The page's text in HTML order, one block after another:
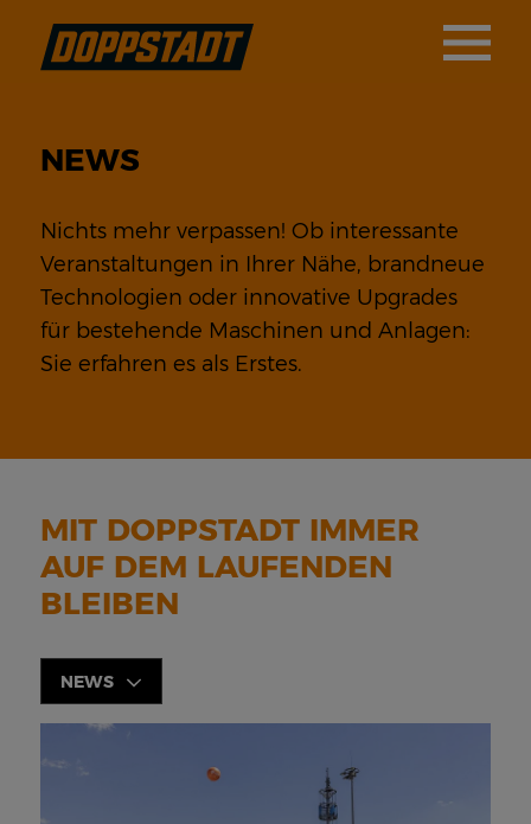
NEWS
Nichts mehr verpassen! Ob interessante
Veranstaltungen in Ihrer Nähe, brandneue
Technologien oder innovative Upgrades
für bestehende Maschinen und Anlagen:
Sie erfahren es als Erstes.
MIT DOPPSTADT IMMER
AUF DEM LAUFENDEN
BLEIBEN
NEWS